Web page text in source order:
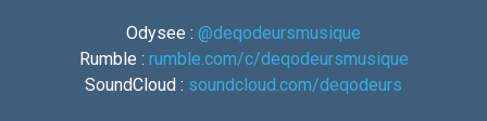
Odysee : @deqodeursmusique
Rumble : rumble.com/c/deqodeursmusique
SoundCloud : soundcloud.com/deqodeurs